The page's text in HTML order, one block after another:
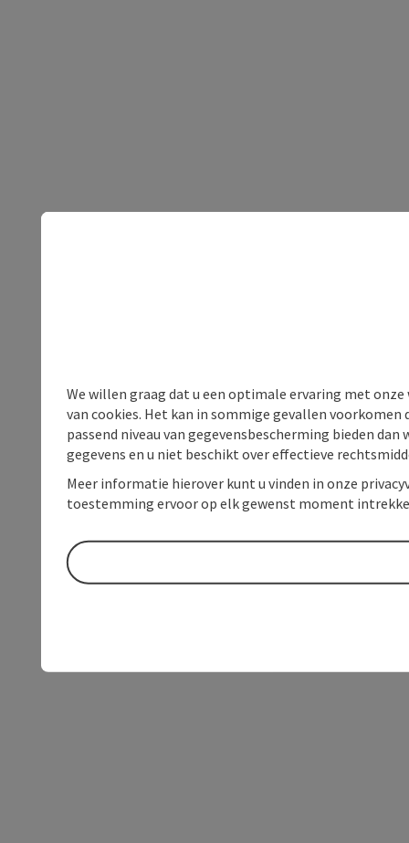
We willen graag dat u een optimale ervaring met
van cookies. Het kan in sommige gevallen voorkomen
passend niveau van gegevensbescherming bieden
gegevens en u niet beschikt over effectieve
Meer informatie hierover kunt u vinden in onze
toestemming ervoor op elk gewenst moment